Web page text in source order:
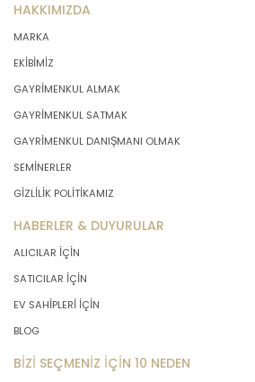
HAKKIMIZDA
MARKA
EKİBİMİZ
GAYRİMENKUL ALMAK
GAYRİMENKUL SATMAK
GAYRİMENKUL DANIŞMANI OLMAK
SEMİNERLER
GİZLİLİK POLİTİKAMIZ
HABERLER & DUYURULAR
ALICILAR İÇİN
SATICILAR İÇİN
EV SAHİPLERİ İÇİN
BLOG
BİZİ SEÇMENİZ İÇİN 10 NEDEN